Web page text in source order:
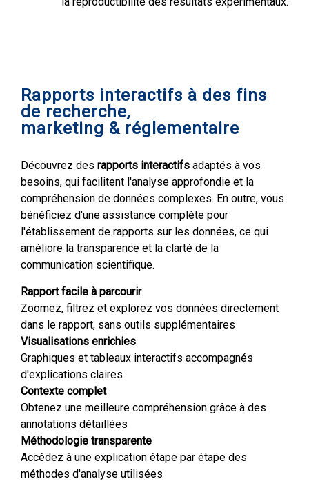
Rapports interactifs à des fins
de recherche,
marketing & réglementaire
Découvrez des rapports interactifs adaptés à vos
besoins, qui facilitent l'analyse approfondie et la
compréhension de données complexes. En outre, vous
bénéficiez d'une assistance complète pour
l'établissement de rapports sur les données, ce qui
améliore la transparence et la clarté de la
communication scientifique.
Rapport facile à parcourir
Zoomez, filtrez et explorez vos données directement
dans le rapport, sans outils supplémentaires
Visualisations enrichies
Graphiques et tableaux interactifs accompagnés
d'explications claires
Contexte complet
Obtenez une meilleure compréhension grâce à des
annotations détaillées
Méthodologie transparente
Accédez à une explication étape par étape des
méthodes d'analyse utilisées